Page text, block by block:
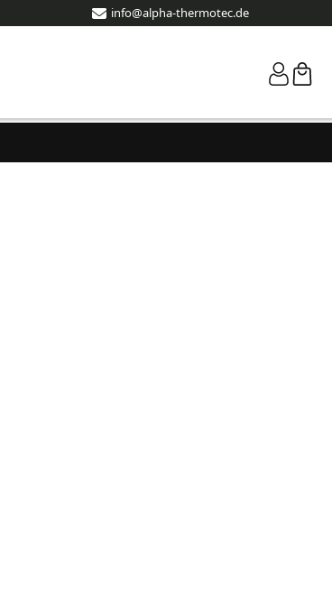
info@alpha-thermotec.de